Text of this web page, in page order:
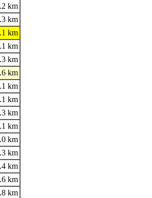
km
km
km
km
km
km
km
km
km
km
km
km
km
km
km